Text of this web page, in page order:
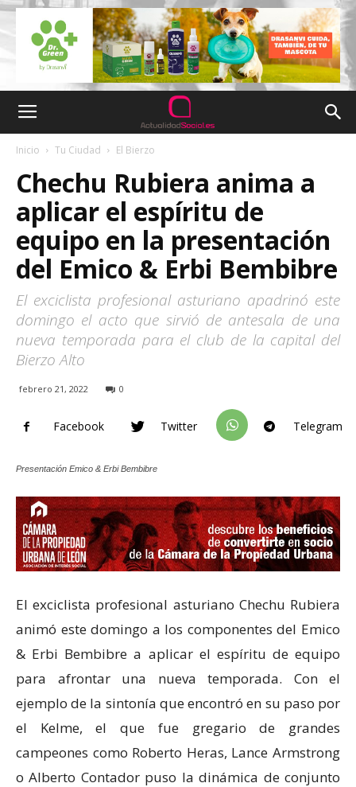
Inicio Tu Ciudad El Bierzo
Chechu Rubiera anima a
aplicar el espíritu de
equipo en la presentación
del Emico & Erbi Bembibre
El exciclista profesional asturiano apadrinó este
domingo el acto que sirvió de antesala de una
nueva temporada para el club de la capital del
Bierzo Alto
febrero 21, 2022 0
Facebook Twitter Telegram
Presentación Emico & Erbi Bembibre
El exciclista profesional asturiano Chechu Rubiera
animó este domingo a los componentes del Emico
& Erbi Bembibre a aplicar el espíritu de equipo
para afrontar una nueva temporada. Con el
ejemplo de la sintonía que encontró en su paso por
el Kelme, el que fue gregario de grandes
campeones como Roberto Heras, Lance Armstrong
o Alberto Contador puso la dinámica de conjunto